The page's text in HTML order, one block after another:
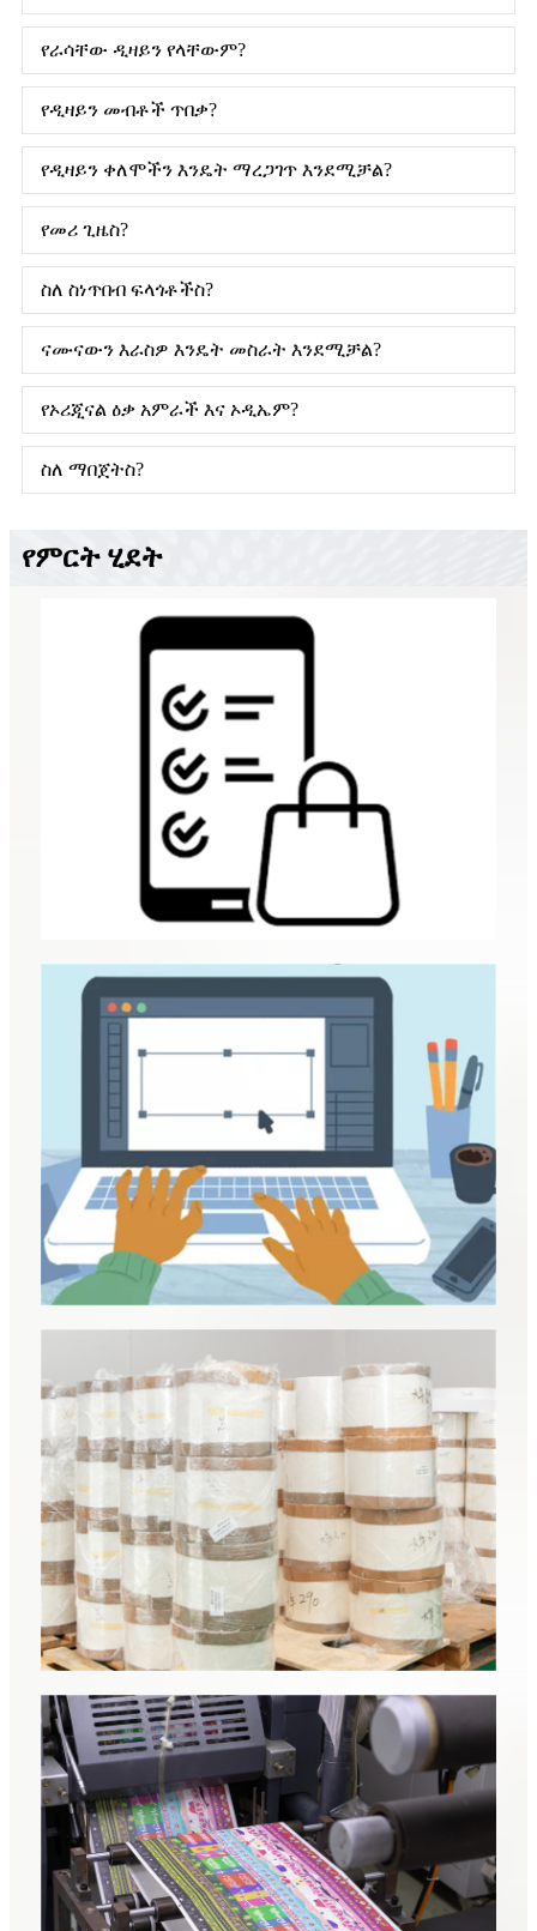
የራሳቸው ዲዛይን የላቸውም?
የዲዛይን መብቶች ጥበቃ?
የዲዛይን ቀለሞችን እንዴት ማረጋገጥ እንደሚቻል?
የመሪ ጊዜስ?
ስለ ስነጥበብ ፍላጎቶችስ?
ናሙናውን እራስዎ እንዴት መስራት እንደሚቻል?
የኦሪጂናል ዕቃ አምራች እና ኦዲኤም?
ስለ ማበጀትስ?
የምርት ሂደት